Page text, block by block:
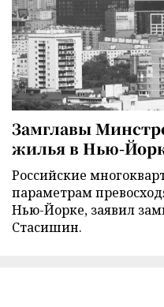
Замглавы
жилья в Нью-
Российские
параметрам
Нью-Йорке, заявил
Стасишин.